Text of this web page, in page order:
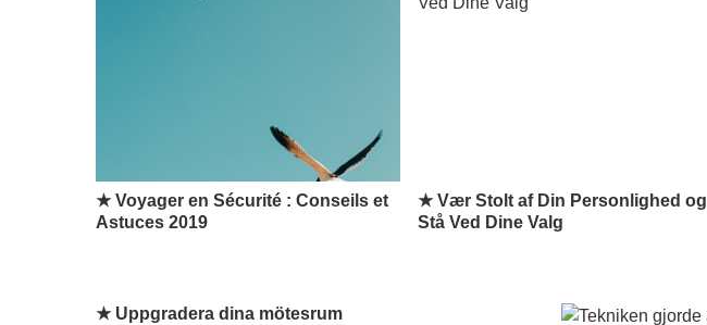
★ Voyager en Sécurité : Conseils et
Astuces 2019
★ Vær Stolt af Din Personlighed og
Stå Ved Dine Valg
★ Uppgradera dina mötesrum